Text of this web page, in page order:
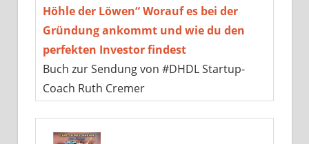
Höhle der Löwen“ Worauf es bei der
Gründung ankommt und wie du den
perfekten Investor findest
Buch zur Sendung von #DHDL Startup-
Coach Ruth Cremer